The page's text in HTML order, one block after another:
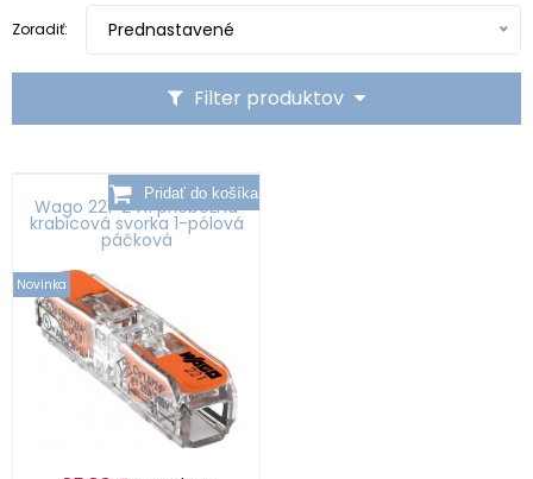
Filter produktov
Zoradiť: Prednastavené
Wago 221-2411 priebežná
krabicová svorka 1-pólová
páčková
Novinka